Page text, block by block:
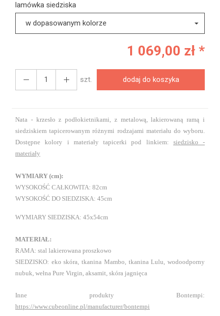
lamówka siedziska
w dopasowanym kolorze
1 069,00 zł *
szt. dodaj do koszyka
Nata - krzesło z podłokietnikami, z metalową, lakierowaną ramą i
siedziskiem tapicerowanym różnymi rodzajami materiału do wyboru.
Dostępne kolory i materiały tapicerki pod linkiem: siedzisko -
materiały
WYMIARY (cm):
WYSOKOŚĆ CAŁKOWITA: 82cm
WYSOKOŚĆ DO SIEDZISKA: 45cm
WYMIARY SIEDZISKA: 45x54cm
MATERIAŁ:
RAMA: stal lakierowana proszkowo
SIEDZISKO: eko skóra, tkanina Mambo, tkanina Lulu, wodoodporny
nubuk, wełna Pure Virgin, aksamit, skóra jagnięca
Inne produkty Bontempi:
https://www.cubeonline.pl/manufacturer/bontempi